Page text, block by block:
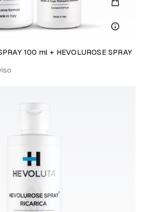
100 ml + HEVOLUROSE SPRAY